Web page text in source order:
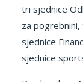
tri sjednice
za
sjednice
sjednice